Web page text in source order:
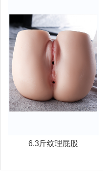
6.3斤纹理屁股